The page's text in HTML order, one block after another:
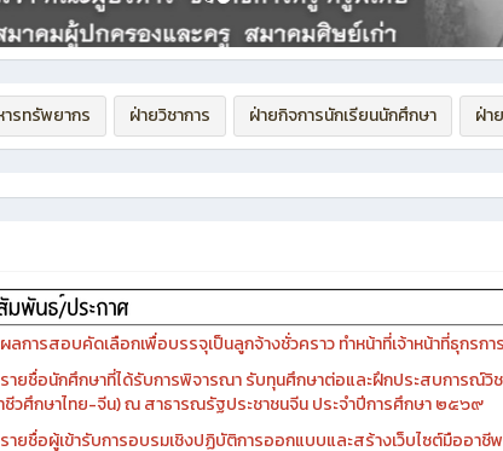
ผลการสอบคัดเลือกเพื่อบรรจุเป็นลูกจ้างชั่วคราว ทำหน้าที่เจ้าหน้าที่ธุกรการ